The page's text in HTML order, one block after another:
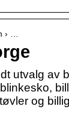
› …
utvalg av
og